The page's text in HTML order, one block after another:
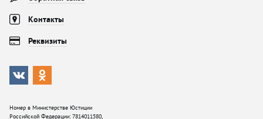
Контакты
Реквизиты
Номер в Министерстве Юстиции
Российской Федерации: 7814011580,